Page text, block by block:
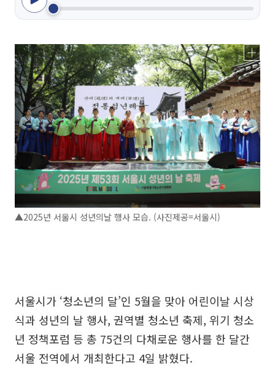
▲2025년 서울시 성년의날 행사 모습. (사진제공=서울시)
서울시가 ‘청소년의 달’인 5월을 맞아 어린이날 시상
식과 성년의 날 행사, 권역별 청소년 축제, 위기 청소
년 정책포럼 등 총 75건의 다채로운 행사를 한 달간
서울 전역에서 개최한다고 4일 밝혔다.